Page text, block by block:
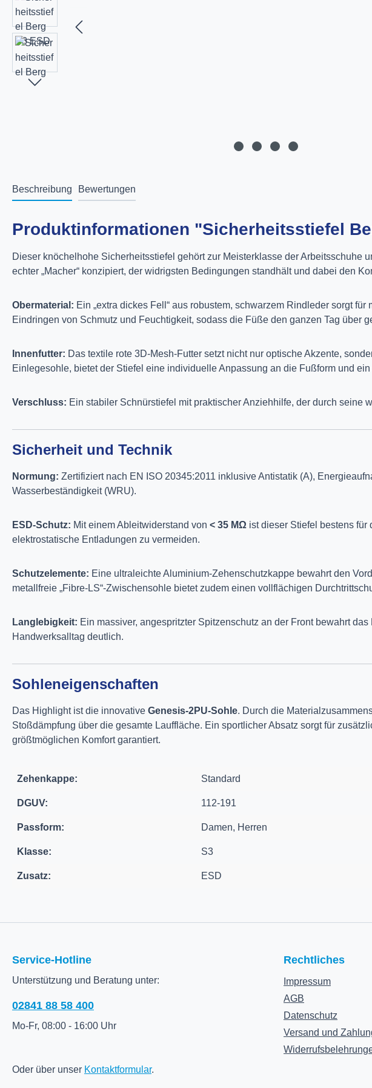
Beschreibung Bewertungen
Produktinformationen "Sicherheitsstiefel
Dieser knöchelhohe Sicherheitsstiefel gehört zur Meisterklasse der
echter „Macher“ konzipiert, der widrigsten Bedingungen standhält und dabei den
Obermaterial: Ein „extra dickes Fell“ aus robustem, schwarzem Rindleder sorgt
Eindringen von Schmutz und Feuchtigkeit, sodass die Füße den ganzen Tag über
Innenfutter: Das textile rote 3D-Mesh-Futter setzt nicht nur optische Akzente,
Einlegesohle, bietet der Stiefel eine individuelle Anpassung an die Fußform und
Verschluss: Ein stabiler Schnürstiefel mit praktischer Anziehhilfe, der durch
Sicherheit und Technik
Normung: Zertifiziert nach EN ISO 20345:2011 inklusive Antistatik (A),
Wasserbeständigkeit (WRU).
ESD-Schutz: Mit einem Ableitwiderstand von < 35 MΩ ist dieser Stiefel bestens
elektrostatische Entladungen zu vermeiden.
Schutzelemente: Eine ultraleichte Aluminium-Zehenschutzkappe bewahrt den
metallfreie „Fibre-LS“-Zwischensohle bietet zudem einen vollflächigen
Langlebigkeit: Ein massiver, angespritzter Spitzenschutz an der Front bewahrt
Handwerksalltag deutlich.
Sohleneigenschaften
Das Highlight ist die innovative Genesis-2PU-Sohle. Durch die
Stoßdämpfung über die gesamte Lauffläche. Ein sportlicher Absatz sorgt für
größtmöglichen Komfort garantiert.
Zehenkappe: Standard
DGUV: 112-191
Passform: Damen, Herren
Klasse: S3
Zusatz: ESD
Service-Hotline
Unterstützung und Beratung unter:
02841 88 58 400
Mo-Fr, 08:00 - 16:00 Uhr
Oder über unser Kontaktformular.
Rechtliches
Impressum
AGB
Datenschutz
Versand und